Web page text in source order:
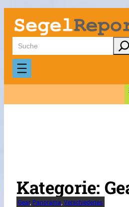
Zum
Inhalt
springen
Suchen
Kategorie:
Gear, Panorama, Verschiedenes